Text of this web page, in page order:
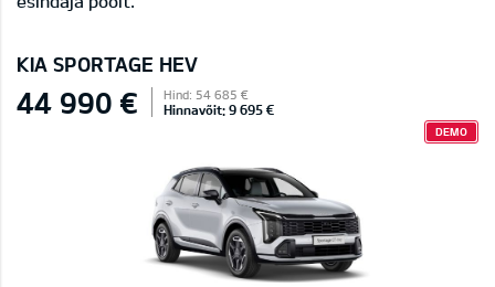
KIA SPORTAGE HEV
44 990 € Hind: 54 685 €
Hinnavõit: 9 695 €
DEMO